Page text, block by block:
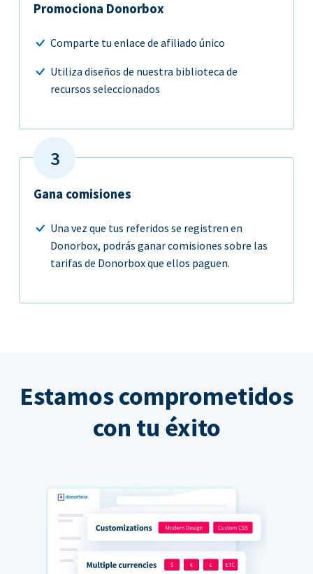
Promociona Donorbox
Comparte tu enlace de afiliado único
Utiliza diseños de nuestra biblioteca de
recursos seleccionados
Gana comisiones
Una vez que tus referidos se registren en
Donorbox, podrás ganar comisiones sobre las
tarifas de Donorbox que ellos paguen.
Estamos comprometidos
con tu éxito